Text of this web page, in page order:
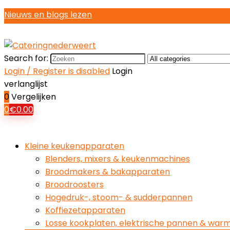
Nieuws en blogs lezen
Search for:
Login / Register is disabled Login
verlanglijst
0Vergelijken
0€0.00
Kleine keukenapparaten
Blenders, mixers & keukenmachines
Broodmakers & bakapparaten
Broodroosters
Hogedruk-, stoom- & sudderpannen
Koffiezetapparaten
Losse kookplaten, elektrische pannen &